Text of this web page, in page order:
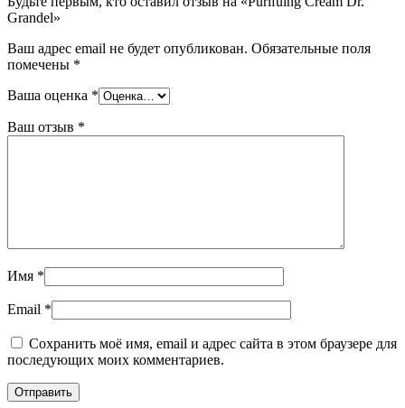
Grandel»
Ваш адрес email не будет опубликован. Обязательные поля
помечены *
Ваша оценка *
Ваш отзыв *
Имя *
Email *
Сохранить моё имя, email и адрес сайта в этом браузере для
последующих моих комментариев.